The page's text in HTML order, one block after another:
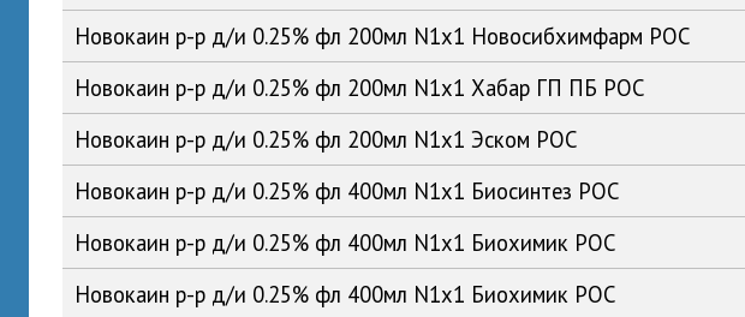
Новокаин р-р д/и 0.25% фл 200мл N1x1 Новосибхимфарм РОС
Новокаин р-р д/и 0.25% фл 200мл N1x1 Хабар ГП ПБ РОС
Новокаин р-р д/и 0.25% фл 200мл N1x1 Эском РОС
Новокаин р-р д/и 0.25% фл 400мл N1x1 Биосинтез РОС
Новокаин р-р д/и 0.25% фл 400мл N1x1 Биохимик РОС
Новокаин р-р д/и 0.25% фл 400мл N1x1 Биохимик РОС